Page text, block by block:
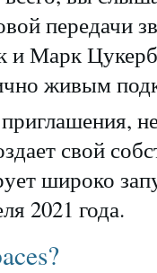
передачи
Марк
живым
свой
широко
2021 года.